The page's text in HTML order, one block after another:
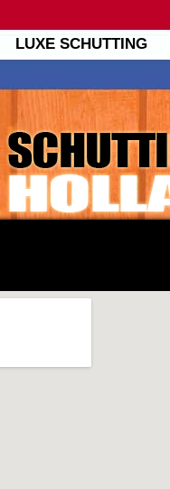
LUXE SCHUTTING